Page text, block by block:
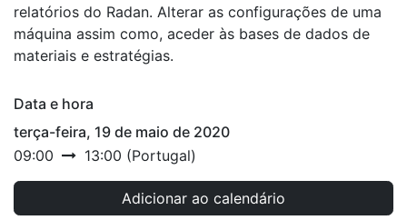
relatórios do Radan. Alterar as configurações de uma
máquina assim como, aceder às bases de dados de
materiais e estratégias.
Data e hora
terça-feira, 19 de maio de 2020
09:00
13:00 (Portugal)
Adicionar ao calendário